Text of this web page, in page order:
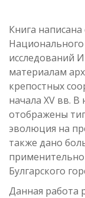
Книга
Национального
исследований
материалам
крепостных
начала XV вв.
отображены
эволюция на
также дано
Булгарского
Данная работа